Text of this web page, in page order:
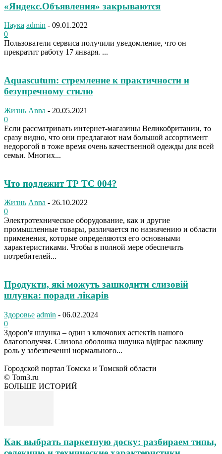
«Яндекс.Объявления» закрываются
Наука admin - 09.01.2022
0
Пользователи сервиса получили уведомление, что он
прекратит работу 17 января. ...
Aquascutum: стремление к практичности и
безупречному стилю
Жизнь Anna - 20.05.2021
0
Если рассматривать интернет-магазины Великобритании, то
сразу видно, что они предлагают нам большой ассортимент
недорогой в тоже время очень качественной одежды для всей
семьи. Многих...
Что подлежит ТР ТС 004?
Жизнь Anna - 26.10.2022
0
Электротехническое оборудование, как и другие
промышленные товары, различается по назначению и области
применения, которые определяются его основными
характеристиками. Чтобы в полной мере обеспечить
потребителей...
Продукти, які можуть зашкодити слизовій
шлунка: поради лікарів
Здоровье admin - 06.02.2024
0
Здоров'я шлунка – один з ключових аспектів нашого
благополуччя. Слизова оболонка шлунка відіграє важливу
роль у забезпеченні нормального...
Городской портал Томска и Томской области
© Tom3.ru
БОЛЬШЕ ИСТОРИЙ
Как выбрать паркетную доску: разбираем типы,